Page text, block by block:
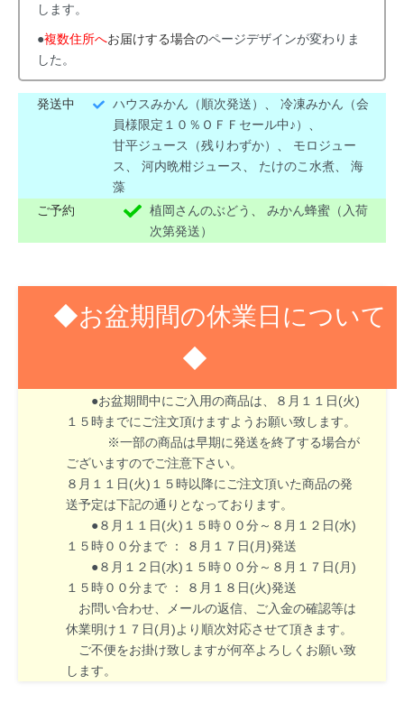
します。
●複数住所へお届けする場合のページデザインが変わりま
した。
発送中 ハウスみかん（順次発送） 、冷凍みかん（会
員様限定１０％ＯＦＦセール中♪）
甘平ジュース（残りわずか）
モロジュー
ス
、河内晩柑ジュース たけのこ水煮 、海
藻
ご予約
植岡さんのぶどう 、みかん蜂蜜（入荷
次第発送）
◆お盆期間の休業日について
◆
８月１３日(木)～１６日(日)はお盆期間のため休業
●お盆期間中にご入用の商品は、８月１１日(火)
１５時までにご注文頂けますようお願い致します。
※一部の商品は早期に発送を終了する場合が
ございますのでご注意下さい。
８月１１日(火)１５時以降にご注文頂いた商品の発
送予定は下記の通りとなっております。
●８月１１日(火)１５時００分～８月１２日(水)
１５時００分まで ： ８月１７日(月)発送
●８月１２日(水)１５時００分～８月１７日(月)
１５時００分まで ： ８月１８日(火)発送
お問い合わせ、メールの返信、ご入金の確認等は
休業明け１７日(月)より順次対応させて頂きます。
ご不便をお掛け致しますが何卒よろしくお願い致
します。